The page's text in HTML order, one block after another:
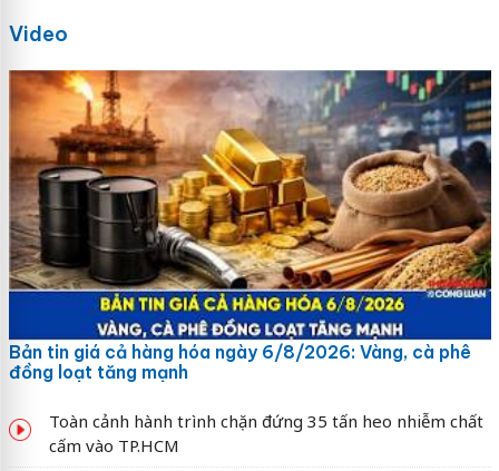
Video
Bản tin giá cả hàng hóa ngày 6/8/2026: Vàng, cà phê
đồng loạt tăng mạnh
Toàn cảnh hành trình chặn đứng 35 tấn heo nhiễm chất
cấm vào TP.HCM